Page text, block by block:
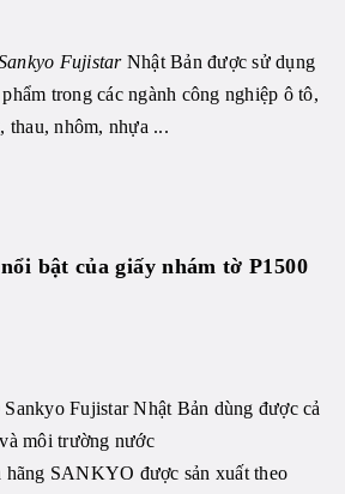
FujistarNhật Bản được sử dụng
trong các ngành công nghiệp ô tô,
thau, nhôm, nhựa ...
bật của giấy nhám tờ P1500
Fujistar Nhật Bản dùng được cả
môi trường nước
hãng SANKYO được sản xuất theo